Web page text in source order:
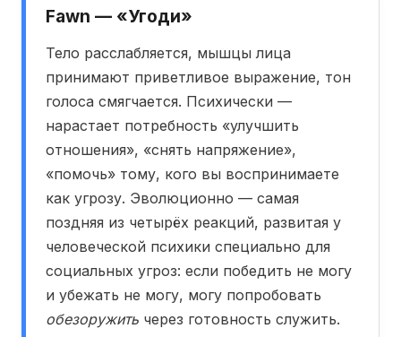
Fawn — «Угоди»
Тело расслабляется, мышцы лица
принимают приветливое выражение, тон
голоса смягчается. Психически —
нарастает потребность «улучшить
отношения», «снять напряжение»,
«помочь» тому, кого вы воспринимаете
как угрозу. Эволюционно — самая
поздняя из четырёх реакций, развитая у
человеческой психики специально для
социальных угроз: если победить не могу
и убежать не могу, могу попробовать
обезоружить через готовность служить.